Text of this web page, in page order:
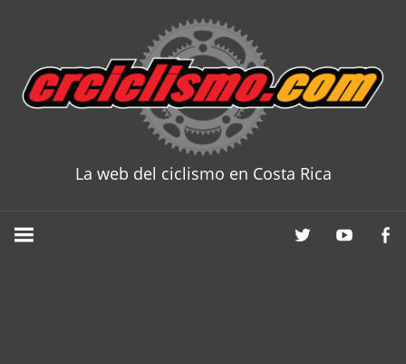
content
La web del ciclismo en Costa Rica